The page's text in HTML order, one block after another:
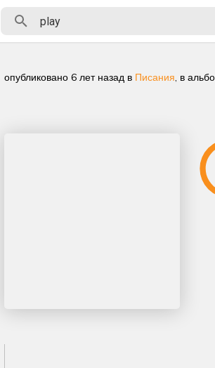
опубликовано 6 лет назад в Писания , в